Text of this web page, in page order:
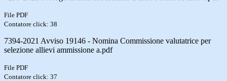
File PDF
Contatore click: 38
7394-2021 Avviso 19146 - Nomina Commissione valutatrice per
selezione allievi ammissione a.pdf
File PDF
Contatore click: 37